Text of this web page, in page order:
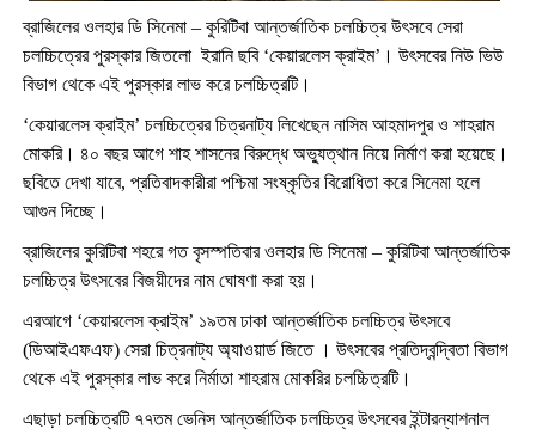
ব্রাজিলের ওলহার ডি সিনেমা – কুরিটিবা আন্তর্জাতিক চলচ্চিত্র উৎসবে সেরা
চলচ্চিত্রের পুরস্কার জিতলো ইরানি ছবি ‘কেয়ারলেস ক্রাইম’। উৎসবের নিউ ভিউ
বিভাগ থেকে এই পুরস্কার লাভ করে চলচ্চিত্রটি।
‘কেয়ারলেস ক্রাইম’ চলচ্চিত্রের চিত্রনাট্য লিখেছেন নাসিম আহমাদপুর ও শাহরাম
মোকরি। ৪০ বছর আগে শাহ শাসনের বিরুদ্ধে অভ্যুত্থান নিয়ে নির্মাণ করা হয়েছে।
ছবিতে দেখা যাবে, প্রতিবাদকারীরা পশ্চিমা সংষ্কৃতির বিরোধিতা করে সিনেমা হলে
আগুন দিচ্ছে।
ব্রাজিলের কুরিটিবা শহরে গত বৃসস্পতিবার ওলহার ডি সিনেমা – কুরিটিবা আন্তর্জাতিক
চলচ্চিত্র উৎসবের বিজয়ীদের নাম ঘোষণা করা হয়।
এরআগে ‘কেয়ারলেস ক্রাইম’ ১৯তম ঢাকা আন্তর্জাতিক চলচ্চিত্র উৎসবে
(ডিআইএফএফ) সেরা চিত্রনাট্য অ্যাওয়ার্ড জিতে । উৎসবের প্রতিদ্বন্দ্বিতা বিভাগ
থেকে এই পুরস্কার লাভ করে নির্মাতা শাহরাম মোকরির চলচ্চিত্রটি।
এছাড়া চলচ্চিত্রটি ৭৭তম ভেনিস আন্তর্জাতিক চলচ্চিত্র উৎসবের ইন্টারন্যাশনাল